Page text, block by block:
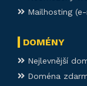
Mailhosting
DOMÉNY
Nejlevnější
Doména